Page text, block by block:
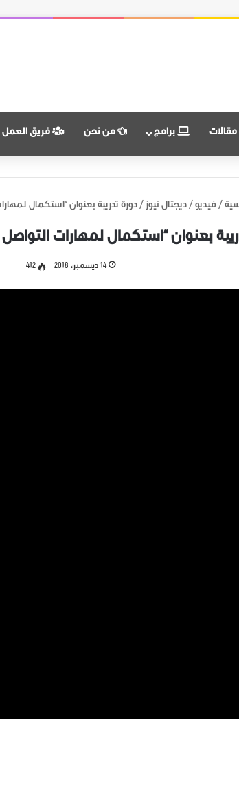
ووحدة الهدف
مقالات برامج من نحن فريق العمل
/ فيديو / ديجتال نيوز / دورة تدريبة بعنوان “استكمال
بعنوان “استكمال لمهارات التواصل
14 ديسمبر، 2018 412